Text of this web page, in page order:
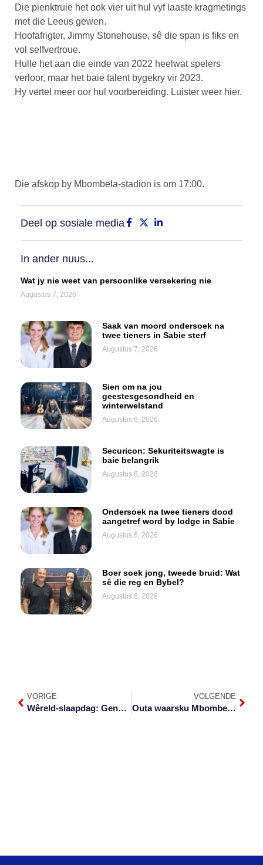
Die pienktruie het ook vier uit hul vyf laaste kragmetings
met die Leeus gewen.
Hoofafrigter, Jimmy Stonehouse, sê die span is fiks en
vol selfvertroue.
Hulle het aan die einde van 2022 heelwat spelers
verloor, maar het baie talent bygekry vir 2023.
Hy vertel meer oor hul voorbereiding. Luister weer hier.
Die afskop by Mbombela-stadion is om 17:00.
Deel op sosiale media
In ander nuus...
Wat jy nie weet van persoonlike versekering nie
Augustus 7, 2026
Saak van moord ondersoek na
twee tieners in Sabie sterf
Augustus 7, 2026
Sien om na jou
geestesgesondheid en
winterwelstand
Augustus 6, 2026
Securicon: Sekuriteitswagte is
baie belangrik
Augustus 6, 2026
Ondersoek na twee tieners dood
aangetref word by lodge in Sabie
Augustus 6, 2026
Boer soek jong, tweede bruid: Wat
sê die reg en Bybel?
Augustus 6, 2026
VORIGE
Wêreld-slaapdag: Genoeg daarvan is noodsaaklik
VOLGENDE
Outa waarsku Mbombela-inwoners oor valuasierol